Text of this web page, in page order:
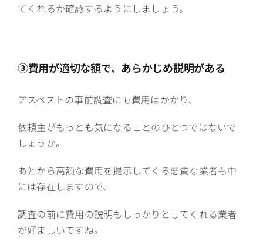
てくれるか確認するようにしましょう。
③費用が適切な額で、あらかじめ説明がある
アスベストの事前調査にも費用はかかり、
依頼主がもっとも気になることのひとつではないで
しょうか。
あとから高額な費用を提示してくる悪質な業者も中
には存在しますので、
調査の前に費用の説明もしっかりとしてくれる業者
が好ましいですね。